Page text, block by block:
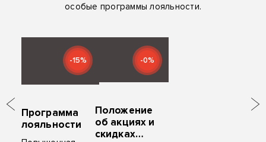
особые программы лояльности.
-15%
Программа
лояльности
-0%
Положение
об акциях и
скидках